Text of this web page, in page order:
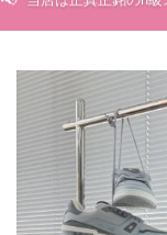
ユ
登
グ
ダ
知
当店は正真正銘のn
2026春の新作続々
📢 新作入荷！ルイ・ヴ